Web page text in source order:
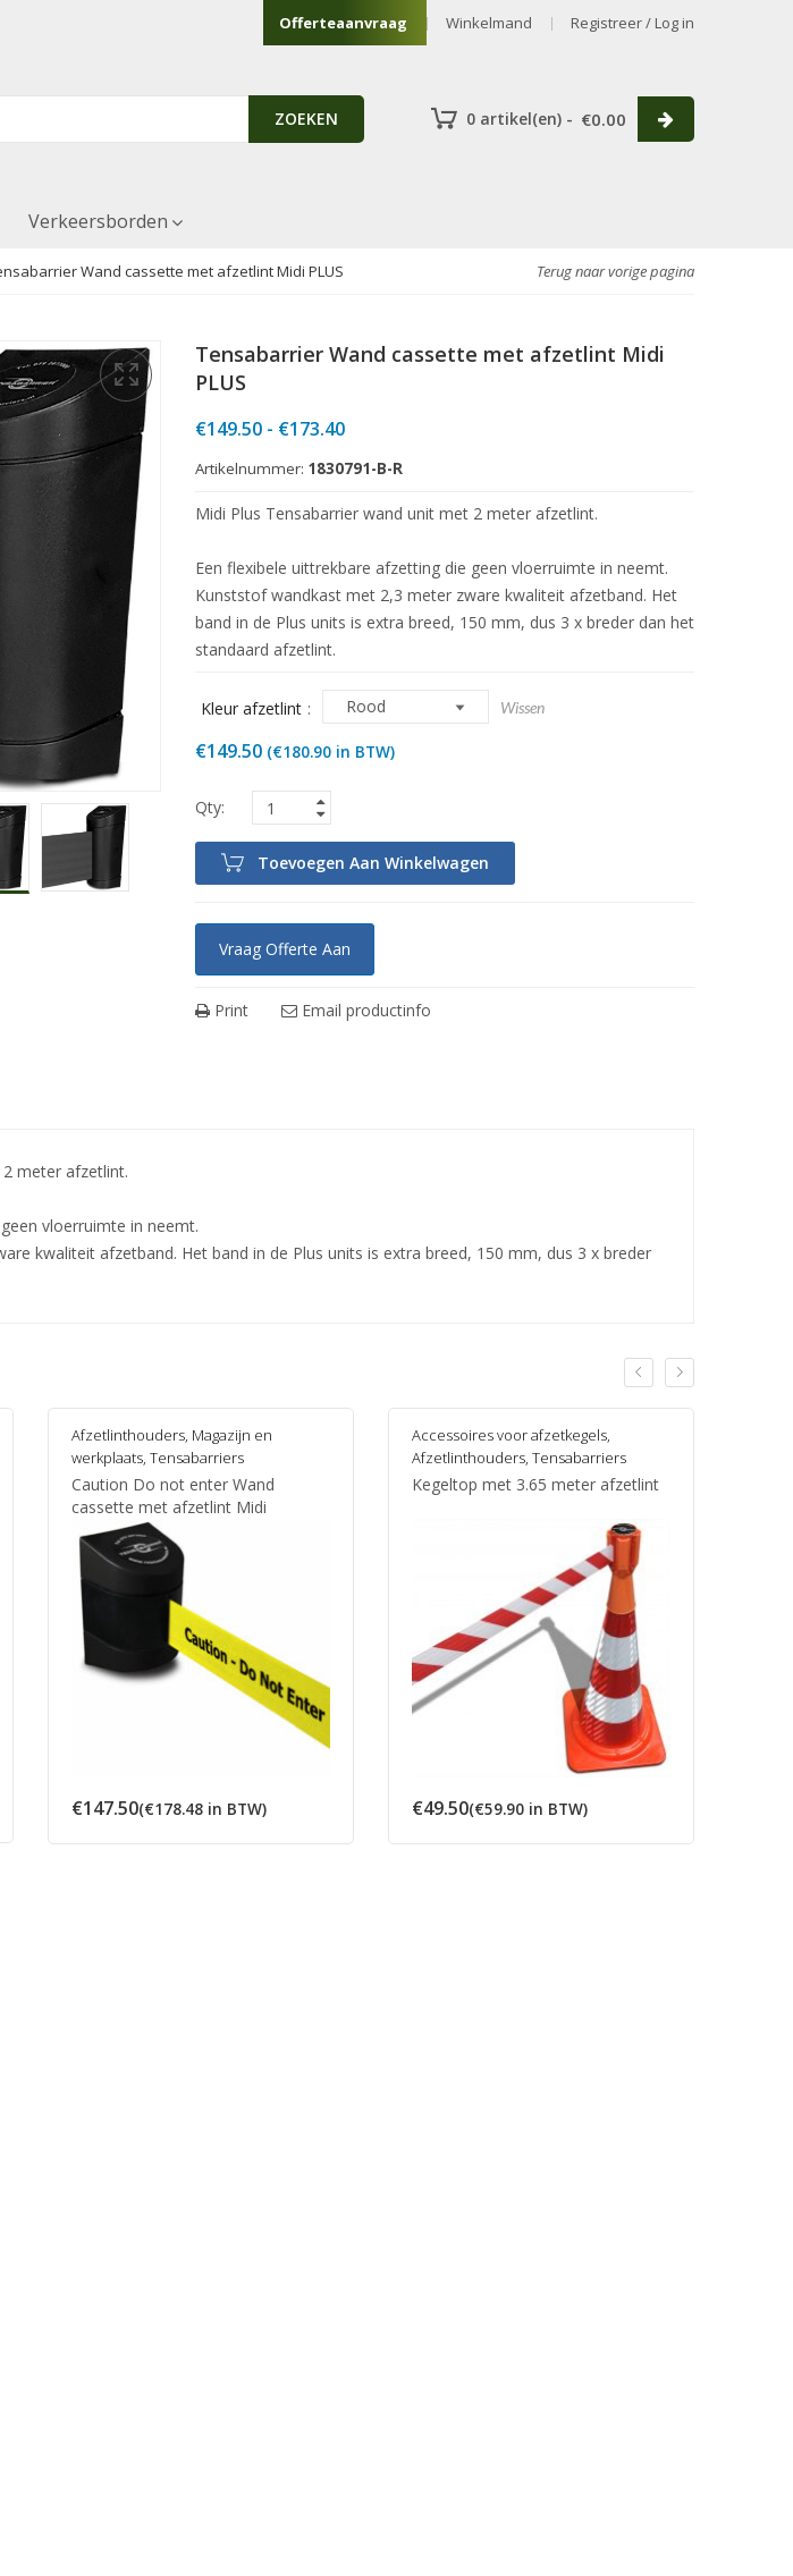
Offerteaanvraag Winkelmand Registreer / Log in
ZOEKEN 0 artikel(en) - €0.00
Verkeersborden
Wand cassette met afzetlint Midi PLUS Terug naar vorige pagina
Tensabarrier Wand cassette met afzetlint Midi
PLUS
€149.50 - €173.40Prijsklasse:
tot
Artikelnummer: 1830791-B-R
Midi Plus Tensabarrier wand unit met 2 meter afzetlint.
Een flexibele uittrekbare afzetting die geen vloerruimte in neemt.
Kunststof wandkast met 2,3 meter zware kwaliteit afzetband. Het
band in de Plus units is extra breed, 150 mm, dus 3 x breder dan het
standaard afzetlint.
Kleur afzetlint Wissen
€149.50 (€180.90 in BTW)
Toevoegen Aan Winkelwagen
Vraag Offerte Aan
Print Email productinfo
meter afzetlint.
vloerruimte in neemt.
kwaliteit afzetband. Het band in de Plus units is extra breed, 150 mm, dus 3 x breder
Afzetlinthouders, Magazijn en
werkplaats, Tensabarriers
Caution Do not enter Wand
cassette met afzetlint Midi
€147.50(€178.48 in BTW)
Accessoires voor afzetkegels,
Afzetlinthouders, Tensabarriers
Kegeltop met 3.65 meter afzetlint
€49.50(€59.90 in BTW)